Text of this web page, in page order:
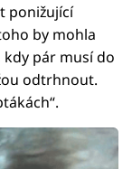
ponižující
by mohla
kdy pár musí do
odtrhnout.